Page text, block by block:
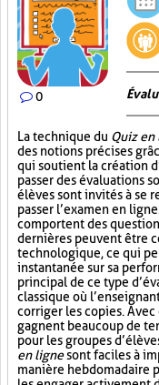
0
La technique du Quiz en
des notions précises
qui soutient la création
passer des évaluations
élèves sont invités à se
passer l’examen en
comportent des
dernières peuvent être
technologique, ce qui
instantanée sur sa
principal de ce type
classique où
corriger les copies.
gagnent beaucoup de
pour les groupes
en lignesont faciles à
manière hebdomadaire